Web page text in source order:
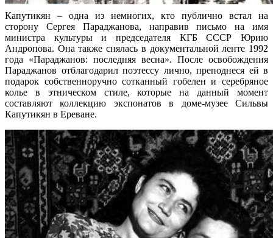
Капутикян – одна из немногих, кто публично встал на
сторону Сергея Параджанова, направив письмо на имя
министра культуры и председателя КГБ СССР Юрию
Андропова. Она также снялась в документальной ленте 1992
года «Параджанов: последняя весна». После освобождения
Параджанов отблагодарил поэтессу лично, преподнеся ей в
подарок собственноручно сотканный гобелен и серебряное
колье в этническом стиле, которые на данный момент
составляют коллекцию экспонатов в доме-музее Сильвы
Капутикян в Ереване.